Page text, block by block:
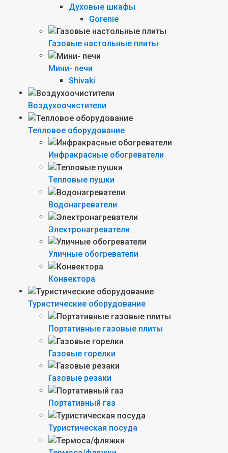
Духовые шкафы
Gorenie
Газовые настольные плиты
Мини- печи
Shivaki
Воздухоочистители
Тепловое оборудование
Инфракрасные обогреватели
Тепловые пушки
Водонагреватели
Электронагреватели
Уличные обогреватели
Конвектора
Туристические оборудование
Портативные газовые плиты
Газовые горелки
Газовые резаки
Портативный газ
Туристическая посуда